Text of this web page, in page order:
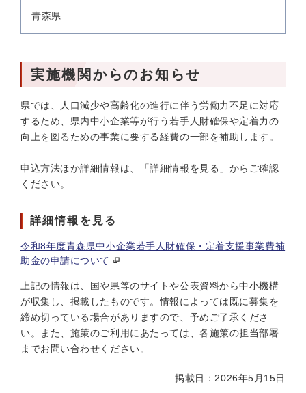
青森県
実施機関からのお知らせ
県では、人口減少や高齢化の進行に伴う労働力不足に対応
するため、県内中小企業等が行う若手人財確保や定着力の
向上を図るための事業に要する経費の一部を補助します。
申込方法ほか詳細情報は、「詳細情報を見る」からご確認
ください。
詳細情報を見る
令和8年度青森県中小企業若手人財確保・定着支援事業費補
助金の申請について
上記の情報は、国や県等のサイトや公表資料から中小機構
が収集し、掲載したものです。情報によっては既に募集を
締め切っている場合がありますので、予めご了承くださ
い。また、施策のご利用にあたっては、各施策の担当部署
までお問い合わせください。
掲載日：2026年5月15日